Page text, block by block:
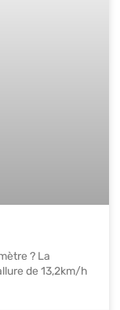
? La
de 13,2km/h